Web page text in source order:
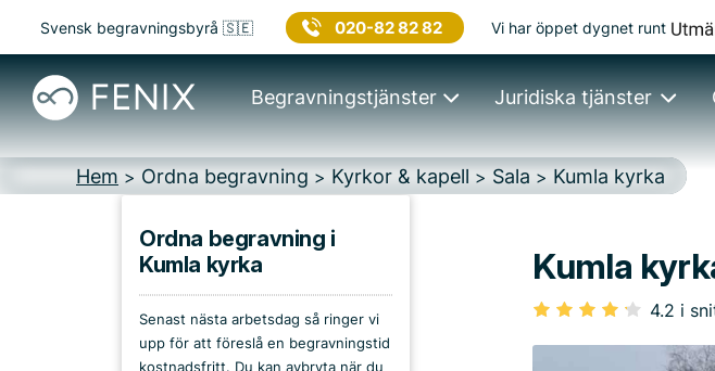
Svensk begravningsbyrå 🇸🇪 020-82 82 82 Vi har öppet dygnet runt
Begravningstjänster Juridiska tjänster
Hem > Ordna begravning > Kyrkor & kapell > Sala > Kumla kyrka
Kyrkor & kapell
Ordna begravning i
Kumla kyrka
Senast nästa arbetsdag så ringer vi
upp för att föreslå en begravningstid
kostnadsfritt. Du kan avbryta när du
Kumla
4.2 i